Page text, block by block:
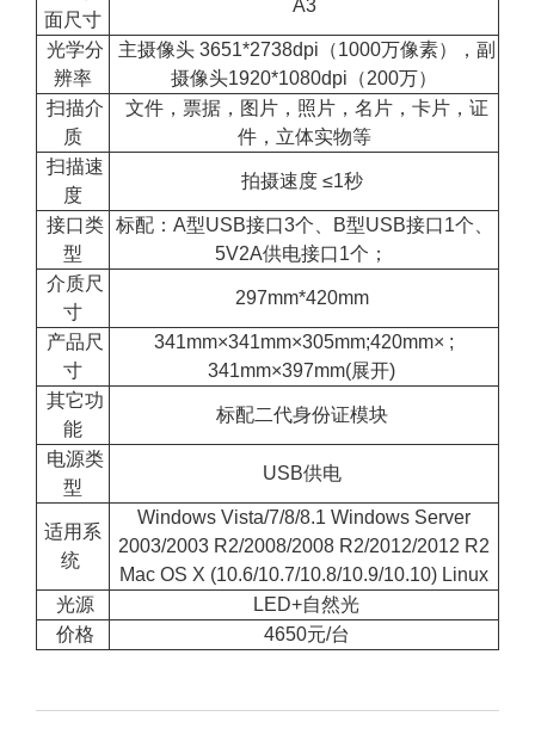
面尺寸
A3
光学分
辨率
主摄像头 3651*2738dpi（1000万像素），副
摄像头1920*1080dpi（200万）
扫描介
质
文件，票据，图片，照片，名片，卡片，证
件，立体实物等
扫描速
度
拍摄速度 ≤1秒
接口类
型
标配：A型USB接口3个、B型USB接口1个、
5V2A供电接口1个；
介质尺
寸
297mm*420mm
产品尺
寸
341mm×341mm×305mm;420mm× ;
341mm×397mm(展开)
其它功
能
标配二代身份证模块
电源类
型
USB供电
适用系
统
Windows Vista/7/8/8.1 Windows Server
2003/2003 R2/2008/2008 R2/2012/2012 R2
Mac OS X (10.6/10.7/10.8/10.9/10.10) Linux
光源
LED+自然光
价格
4650元/台